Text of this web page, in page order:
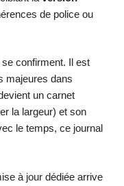
de police ou
confirment. Il est
majeures dans
un carnet
la largeur) et son
le temps, ce journal
à jour dédiée arrive